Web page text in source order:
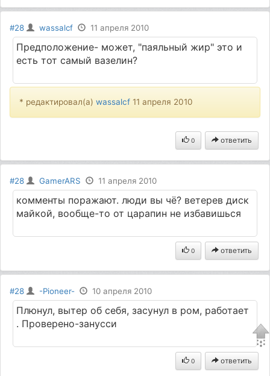
#28 wassalcf 11 апреля 2010
Предположение- может, "паяльный жир" это и
есть тот самый вазелин?
* редактировал(а)wassalcf 11 апреля 2010
0 ответить
#28 GamerARS 11 апреля 2010
комменты поражают. люди вы чё? ветерев диск
майкой, вообще-то от царапин не избавишься
0 ответить
#28 -Pioneer- 10 апреля 2010
Плюнул, вытер об себя, засунул в ром, работает
. Проверено-занусси
0 ответить